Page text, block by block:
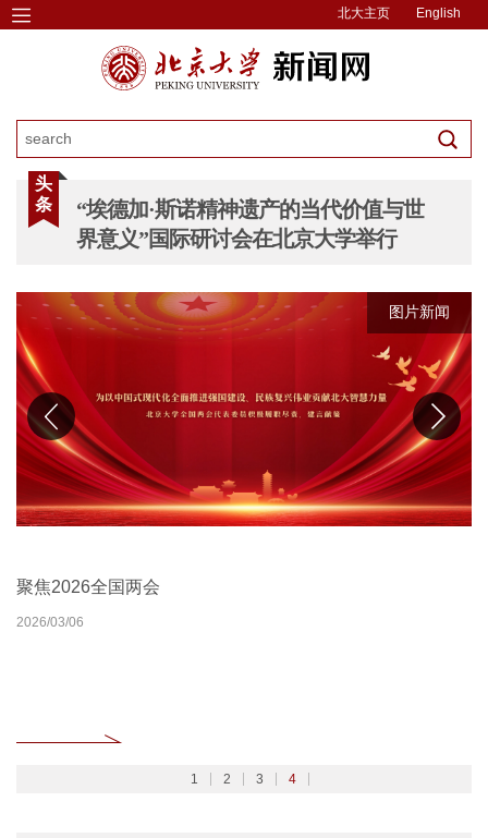
北大主页 English
头
条
“埃德加·斯诺精神遗产的当代价值与世
界意义”国际研讨会在北京大学举行
图片新闻
北京大学扎实开展树立和践行正确政绩观学习教育
2026/02/27
图片新闻
2026北京大学管理质效年
2026/03/30
图片新闻
北京大学深入学习贯彻党的二十届四中全会精神
2025/10/24
图片新闻
聚焦2026全国两会
2026/03/06
1 2 3 4